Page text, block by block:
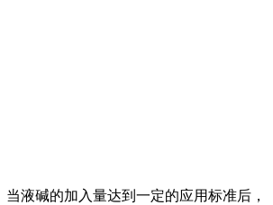
液碱的加入量达到一定的应用标准后，